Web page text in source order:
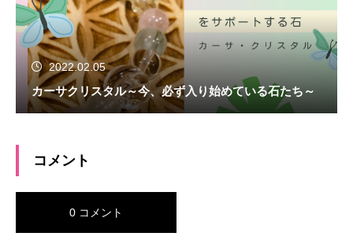
2022.02.05
カーサクリスタル～今、必ず入り始めている石たち～
コメント
0 コメント